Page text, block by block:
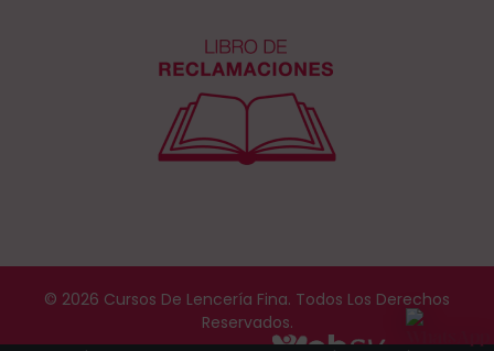
© 2026 Cursos De Lencería Fina. Todos Los Derechos
Reservados.